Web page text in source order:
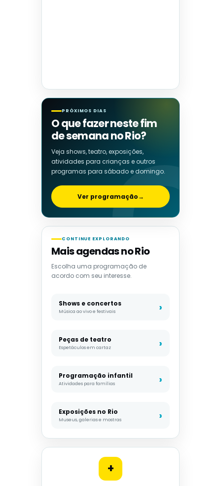
PRÓXIMOS DIAS
O que fazer neste fim
de semana no Rio?
Veja shows, teatro, exposições,
atividades para crianças e outros
programas para sábado e domingo.
Ver programação→
CONTINUE EXPLORANDO
Mais agendas no Rio
Escolha uma programação de
acordo com seu interesse.
Shows e concertos
Música ao vivo e festivais
Peças de teatro
Espetáculos em cartaz
Programação infantil
Atividades para famílias
Exposições no Rio
Museus, galerias e mostras
+